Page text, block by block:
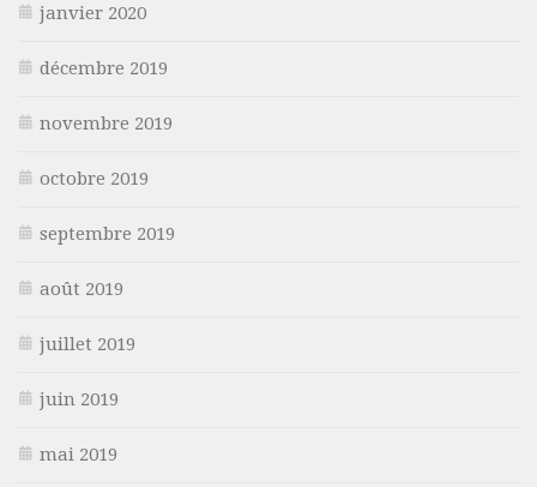
janvier 2020
décembre 2019
novembre 2019
octobre 2019
septembre 2019
août 2019
juillet 2019
juin 2019
mai 2019